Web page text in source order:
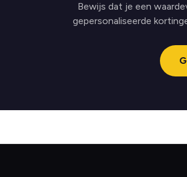
Bewijs dat je een
gepersonaliseerde